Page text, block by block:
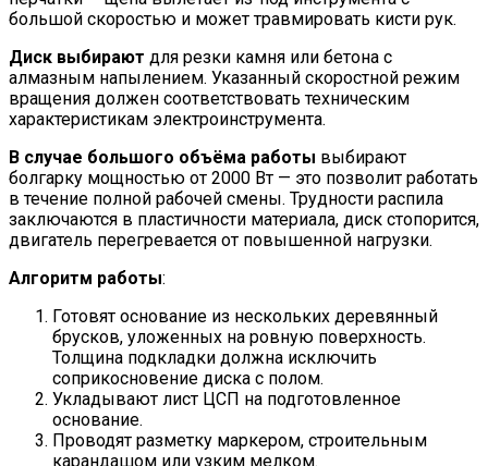
большой скоростью и может травмировать кисти рук.
Диск выбирают для резки камня или бетона с
алмазным напылением. Указанный скоростной режим
вращения должен соответствовать техническим
характеристикам электроинструмента.
В случае большого объёма работы выбирают
болгарку мощностью от 2000 Вт — это позволит работать
в течение полной рабочей смены. Трудности распила
заключаются в пластичности материала, диск стопорится,
двигатель перегревается от повышенной нагрузки.
Алгоритм работы:
Готовят основание из нескольких деревянный
брусков, уложенных на ровную поверхность.
Толщина подкладки должна исключить
соприкосновение диска с полом.
Укладывают лист ЦСП на подготовленное
основание.
Проводят разметку маркером, строительным
карандашом или узким мелком.